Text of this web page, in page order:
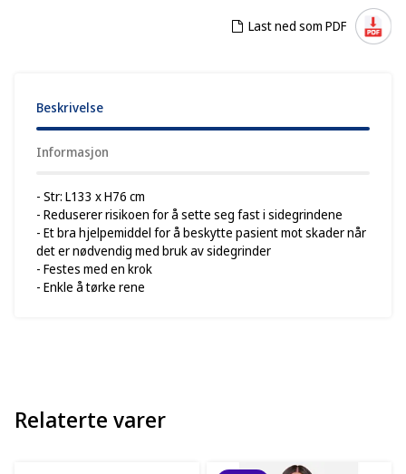
Last ned som PDF
Beskrivelse
Informasjon
- Str: L133 x H76 cm
- Reduserer risikoen for å sette seg fast i sidegrindene
- Et bra hjelpemiddel for å beskytte pasient mot skader når
det er nødvendig med bruk av sidegrinder
- Festes med en krok
- Enkle å tørke rene
Relaterte varer